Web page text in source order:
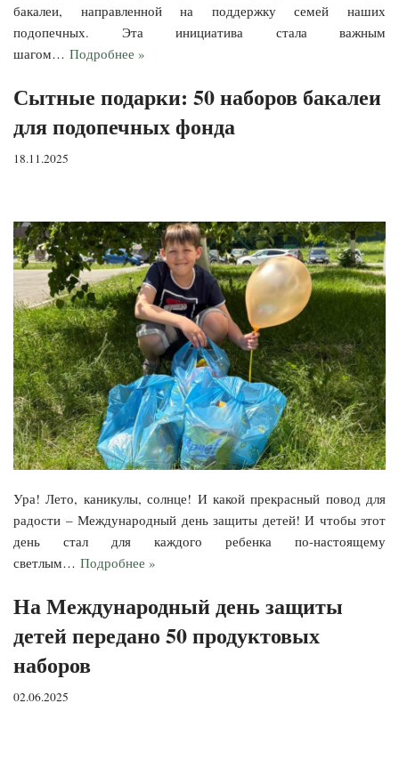
бакалеи, направленной на поддержку семей наших
подопечных. Эта инициатива стала важным
шагом… Подробнее »
Сытные подарки: 50 наборов бакалеи
для подопечных фонда
18.11.2025
Ура! Лето, каникулы, солнце! И какой прекрасный повод для
радости – Международный день защиты детей! И чтобы этот
день стал для каждого ребенка по-настоящему
светлым… Подробнее »
На Международный день защиты
детей передано 50 продуктовых
наборов
02.06.2025